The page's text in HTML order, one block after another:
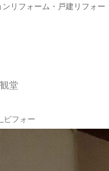
リフォーム・戸建リフォー
堂
ビフォー